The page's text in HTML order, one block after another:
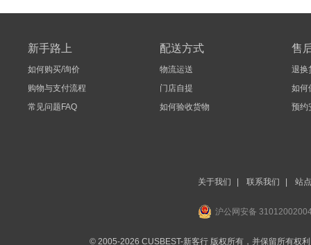
新手路上
如何购买/询价
购物与支付流程
常见问题FAQ
配送方式
物流运送
门店自提
如何验收货物
售
退换
如何
预约
关于我们 联系我们 站
沪公网安备
© 2005-2026 CUSBEST-新客行 版权所有，并保留所有权